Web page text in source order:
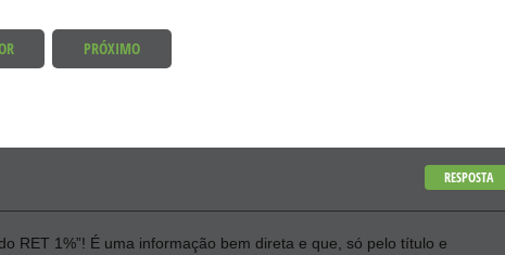
PRÓXIMO
RESPOSTA
RET 1%”! É uma informação bem direta e que, só pelo título e